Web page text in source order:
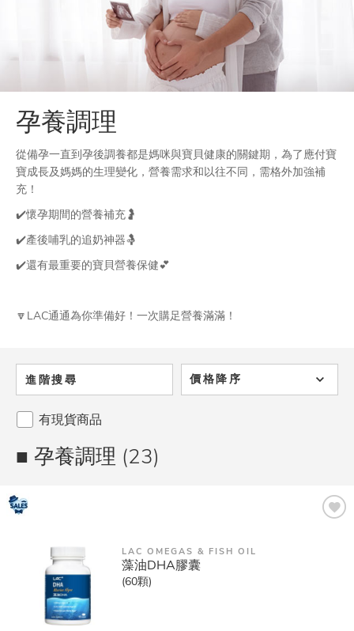
孕養調理
從備孕一直到孕後調養都是媽咪與寶貝健康的關鍵期， 為了應付寶
寶成長及媽媽的生理變化，營養需求和以往不同，需格外加強補
充！
✔️懷孕期間的營養補充🤰
✔️產後哺乳的追奶神器🤱
✔️還有最重要的寶貝營養保健💕
🔽LAC通通為你準備好！一次購足營養滿滿！
進階搜尋 價格降序
有現貨商品
■ 孕養調理 (23)
LAC OMEGAS & FISH OIL
藻油DHA膠囊
(60顆)